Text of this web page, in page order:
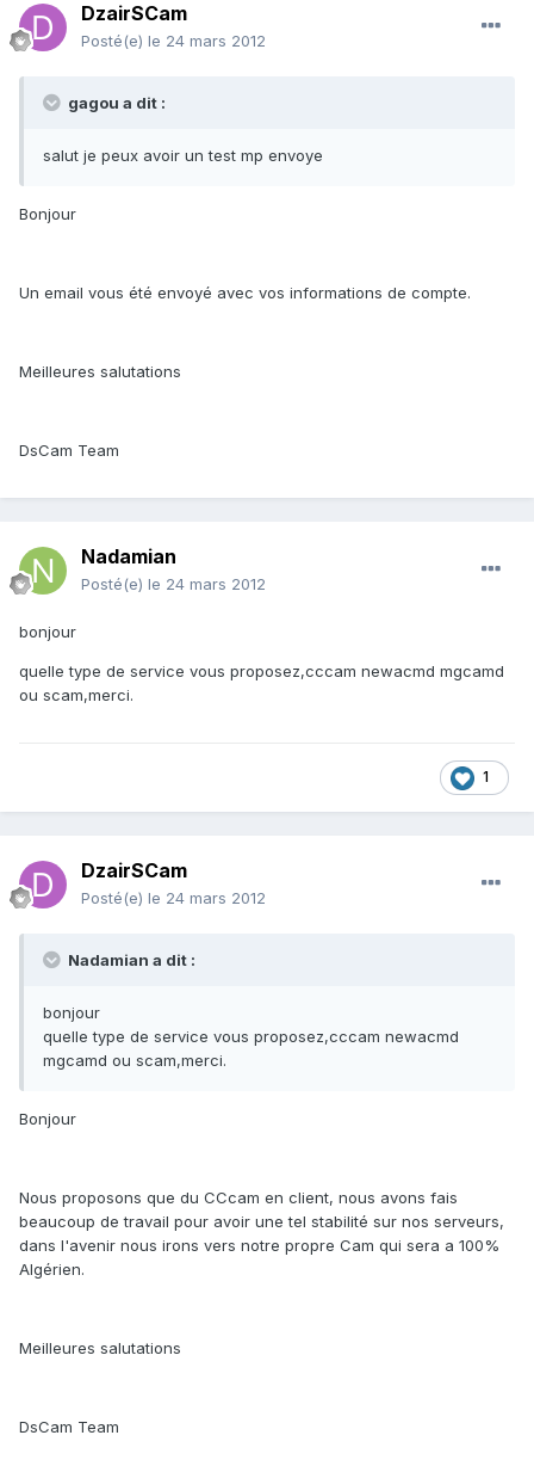
DzairSCam
Posté(e) le 24 mars 2012
gagou a dit :
salut je peux avoir un test mp envoye
Bonjour
Un email vous été envoyé avec vos informations de compte.
Meilleures salutations
DsCam Team
Nadamian
Posté(e) le 24 mars 2012
bonjour
quelle type de service vous proposez,cccam newacmd mgcamd
ou scam,merci.
1
DzairSCam
Posté(e) le 24 mars 2012
Nadamian a dit :
bonjour
quelle type de service vous proposez,cccam newacmd
mgcamd ou scam,merci.
Bonjour
Nous proposons que du CCcam en client, nous avons fais
beaucoup de travail pour avoir une tel stabilité sur nos serveurs,
dans l'avenir nous irons vers notre propre Cam qui sera a 100%
Algérien.
Meilleures salutations
DsCam Team